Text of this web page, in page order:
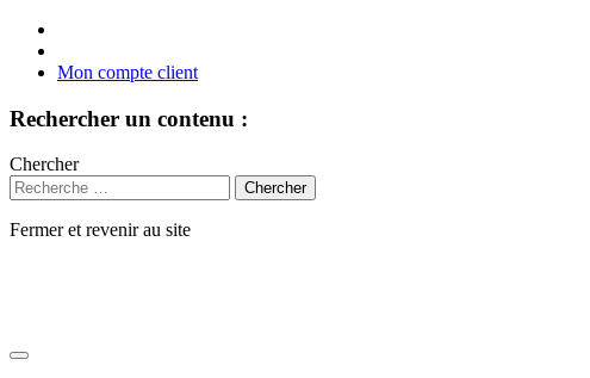
Mon compte client
Rechercher un contenu :
Chercher
Fermer et revenir au site